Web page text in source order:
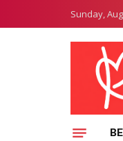
Sunday,